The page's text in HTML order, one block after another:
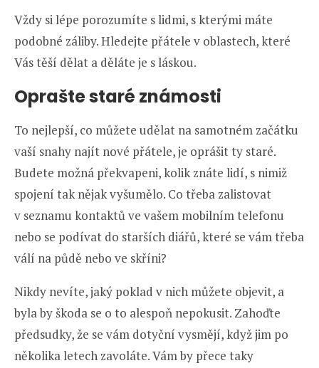
Vždy si lépe porozumíte s lidmi, s kterými máte
podobné záliby. Hledejte přátele v oblastech, které
Vás těší dělat a děláte je s láskou.
Oprašte staré známosti
To nejlepší, co můžete udělat na samotném začátku
vaší snahy najít nové přátele, je oprášit ty staré.
Budete možná překvapeni, kolik znáte lidí, s nimiž
spojení tak nějak vyšumělo. Co třeba zalistovat
v seznamu kontaktů ve vašem mobilním telefonu
nebo se podívat do starších diářů, které se vám třeba
válí na půdě nebo ve skříni?
Nikdy nevíte, jaký poklad v nich můžete objevit, a
byla by škoda se o to alespoň nepokusit. Zahoďte
předsudky, že se vám dotyční vysmějí, když jim po
několika letech zavoláte. Vám by přece taky